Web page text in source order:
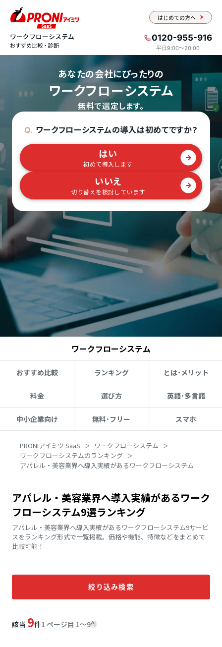
はじめての方へ
ワークフローシステム
おすすめ比較・診断
0120-955-916
平日9:00〜20:00
あなたの会社にぴったりの
ワークフローシステム
無料で選定します。
Q. ワークフローシステムの導入は初めてですか？
はい
初めて導入します
いいえ
切り替えを検討しています
ワークフローシステム
おすすめ比較 ランキング とは･メリット
料金 選び方 英語･多言語
中小企業向け 無料･フリー スマホ
PRONIアイミツ SaaS
ワークフローシステム
ワークフローシステムのランキング
アパレル・美容業界へ導入実績があるワークフローシステム
アパレル・美容業界へ導入実績があるワーク
フローシステム9選ランキング
アパレル・美容業界へ導入実績があるワークフローシステム9サービ
スをランキング形式で一覧掲載。価格や機能、特徴などをまとめて
比較可能！
絞り込み検索
該当 9件1 ページ目 1〜9件